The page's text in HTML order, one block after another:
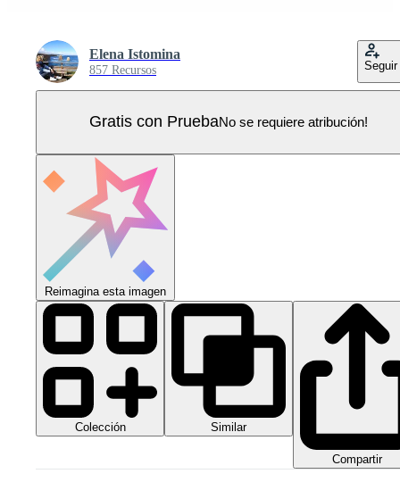
Elena Istomina
857 Recursos Seguir
Gratis con PruebaNo se requiere atribución!
Reimagina esta imagen
Colección Similar
Compartir